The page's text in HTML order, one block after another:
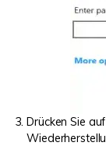
Drücken Sie